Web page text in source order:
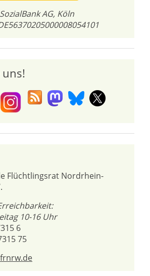
SozialBank AG, Köln
uns!
Flüchtlingsrat Nordrhein-
10-16 Uhr
6
75